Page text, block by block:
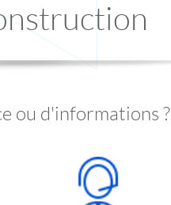
ou d'informations ?